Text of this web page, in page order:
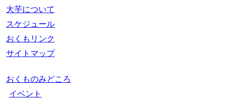
大芋について
スケジュール
おくもリンク
サイトマップ
おくものみどころ
イベント